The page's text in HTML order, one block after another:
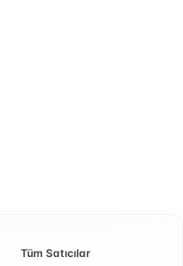
Tüm Satıcılar